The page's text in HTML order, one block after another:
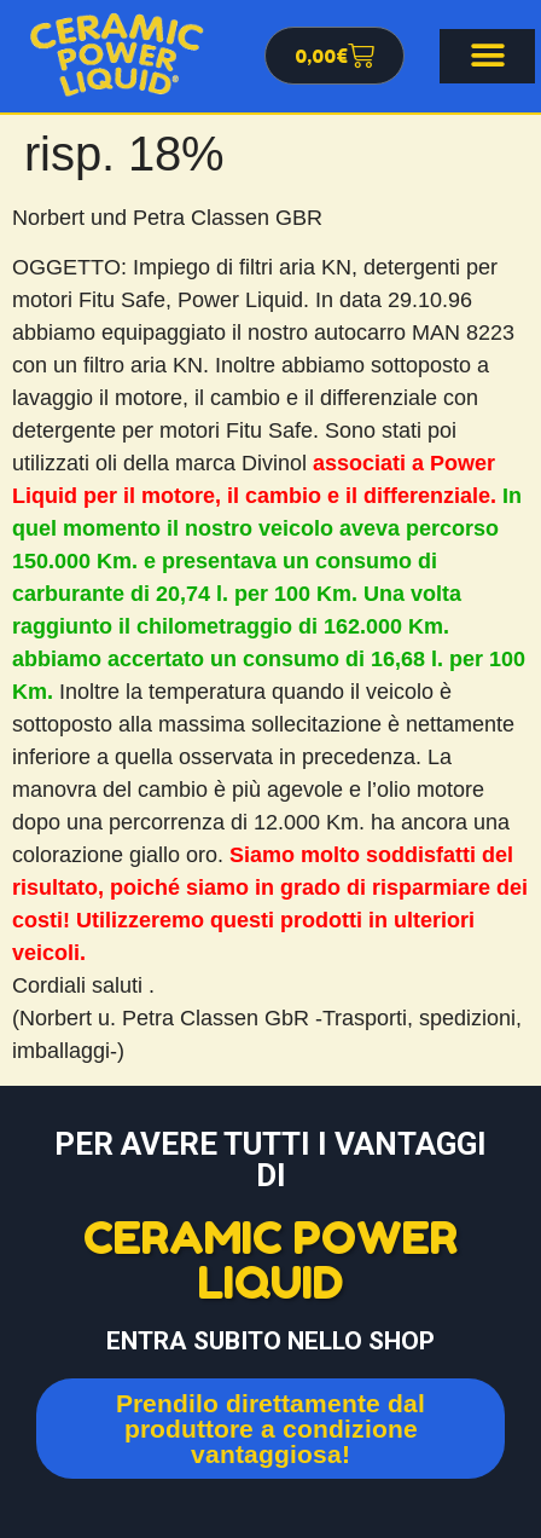
0,00€
risp. 18%
Norbert und Petra Classen GBR
OGGETTO: Impiego di filtri aria KN, detergenti per
motori Fitu Safe, Power Liquid. In data 29.10.96
abbiamo equipaggiato il nostro autocarro MAN 8223
con un filtro aria KN. Inoltre abbiamo sottoposto a
lavaggio il motore, il cambio e il differenziale con
detergente per motori Fitu Safe. Sono stati poi
utilizzati oli della marca Divinol associati a Power
Liquid per il motore, il cambio e il differenziale. In
quel momento il nostro veicolo aveva percorso
150.000 Km. e presentava un consumo di
carburante di 20,74 l. per 100 Km. Una volta
raggiunto il chilometraggio di 162.000 Km.
abbiamo accertato un consumo di 16,68 l. per 100
Km. Inoltre la temperatura quando il veicolo è
sottoposto alla massima sollecitazione è nettamente
inferiore a quella osservata in precedenza. La
manovra del cambio è più agevole e l’olio motore
dopo una percorrenza di 12.000 Km. ha ancora una
colorazione giallo oro. Siamo molto soddisfatti del
risultato, poiché siamo in grado di risparmiare dei
costi! Utilizzeremo questi prodotti in ulteriori
veicoli.
Cordiali saluti .
(Norbert u. Petra Classen GbR -Trasporti, spedizioni,
imballaggi-)
PER AVERE TUTTI I VANTAGGI
DI
CERAMIC POWER
LIQUID
ENTRA SUBITO NELLO SHOP
Prendilo direttamente dal
produttore a condizione
vantaggiosa!